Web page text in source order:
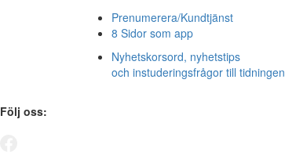
Prenumerera/Kundtjänst
8 Sidor som app
Nyhetskorsord, nyhetstips
och instuderingsfrågor till tidningen
Följ oss: